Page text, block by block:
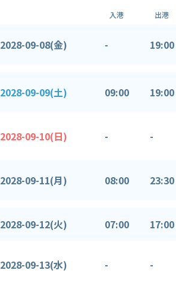
入港 出港
2028-09-08(金) - 19:00
2028-09-09(土) 09:00 19:00
2028-09-10(日) - -
2028-09-11(月) 08:00 23:30
2028-09-12(火) 07:00 17:00
2028-09-13(水) - -